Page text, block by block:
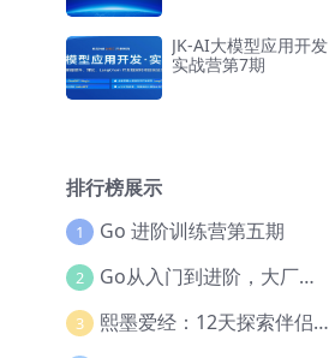
JK-AI大模型应用开发
实战营第7期
排行榜展示
1 Go 进阶训练营第五期
2 Go从入门到进阶，大厂案例全流程实践(完结)
3 熙墨爱经：12天探索伴侣亲密度